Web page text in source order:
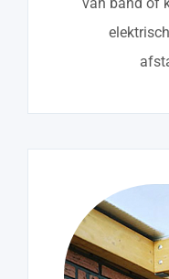
van band of